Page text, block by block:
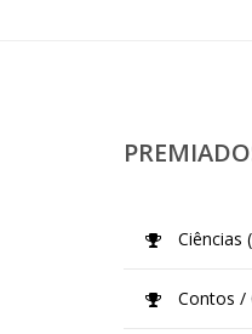
Ciências
Contos /